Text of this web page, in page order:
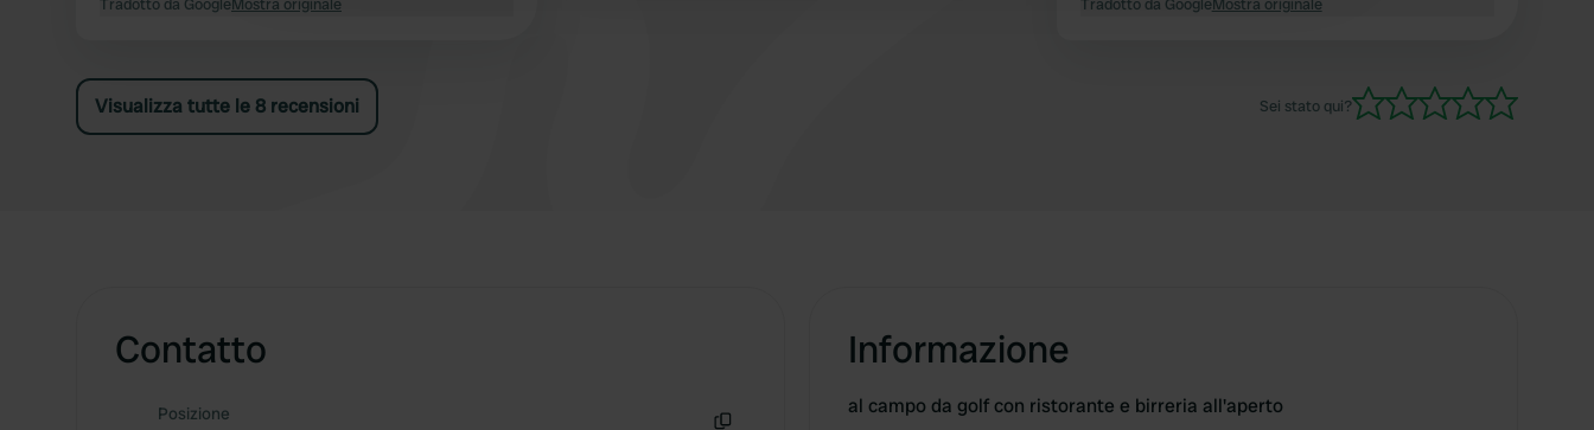
illimitatamente delle docce e dei servizi igienici
Tradotto da GoogleMostra originale Tradotto da GoogleMostra originale
Visualizza tutte le 8 recensioni Sei stato qui?
Contatto
Posizione
Informazione
al campo da golf con ristorante e birreria all'aperto